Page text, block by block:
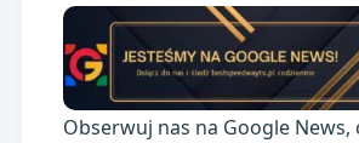
Obserwuj nas na Google News,